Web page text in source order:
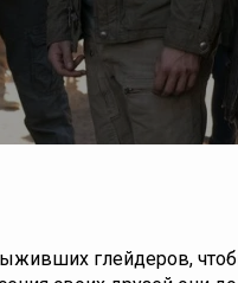
глейдеров,